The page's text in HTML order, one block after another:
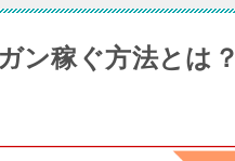
ン稼ぐ方法とは？